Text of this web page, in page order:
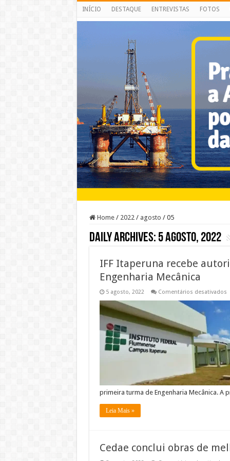
INÍCIO DESTAQUE ENTREVISTAS FOTOS
Home / 2022 / agosto / 05
Daily Archives: 5 agosto, 2022
IFF Itaperuna recebe
Engenharia Mecânica
5 agosto, 2022 Comentários desativados
primeira turma de Engenharia Mecânica. A
Leia Mais »
Cedae conclui obras de